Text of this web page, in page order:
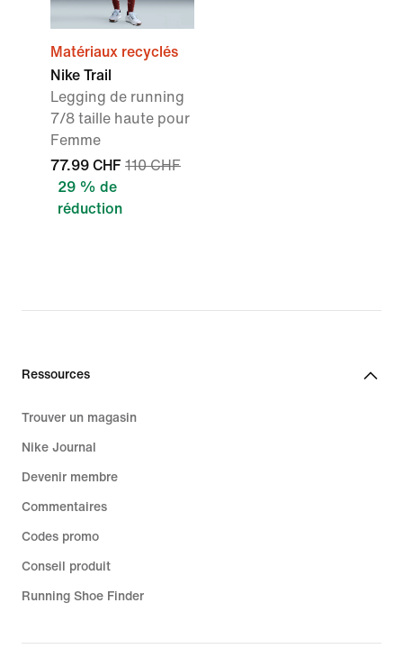
Matériaux recyclés
Nike Trail
Legging de running
7/8 taille haute pour
Femme
77.99 CHF 110 CHF
29 % de
réduction
Ressources
Trouver un magasin
Nike Journal
Devenir membre
Commentaires
Codes promo
Conseil produit
Running Shoe Finder